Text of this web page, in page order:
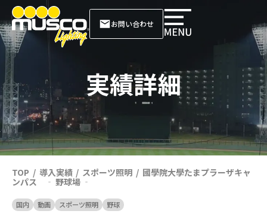
お問い合わせ
実績詳細
TOP 導入実績 スポーツ照明
國學院大學たまプラーザキャ
ンパス ‐ 野球場 ‐
国内 動画 スポーツ照明 野球